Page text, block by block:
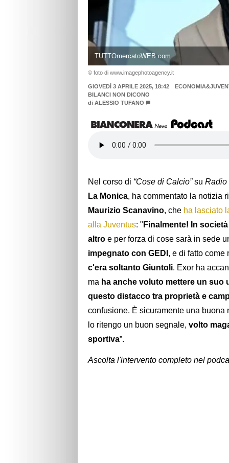
TUTTOmercatoWEB.com
© foto di www.imagephotoagency.it
GIOVEDÌ 3 APRILE 2025, 18:42
BILANCI NON DICONO
di ALESSIO TUFANO
Nel corso di “Cose di Calcio”su Radio
La Monica, ha commentato la notizia
Maurizio Scanavino, che ha lasciato
alla Juventus: " Finalmente! In
altro e per forza di cose sarà in sede
impegnato con GEDI , e di fatto come
c'era soltanto Giuntoli. Exor ha
ma ha anche voluto mettere un suo
questo distacco tra proprietà e
confusione. È sicuramente una
lo ritengo un buon segnale, volto
sportiva”.
Ascolta l'intervento completo nel